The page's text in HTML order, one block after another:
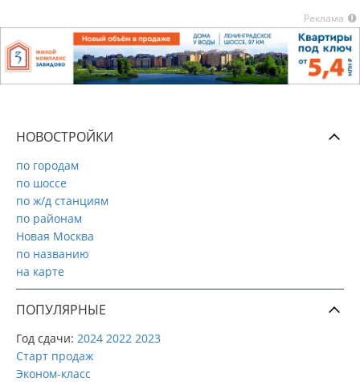
Реклама
НОВОСТРОЙКИ
по городам
по шоссе
по ж/д станциям
по районам
Новая Москва
по названию
на карте
ПОПУЛЯРНЫЕ
Год сдачи: 2024 2022 2023
Старт продаж
Эконом-класс